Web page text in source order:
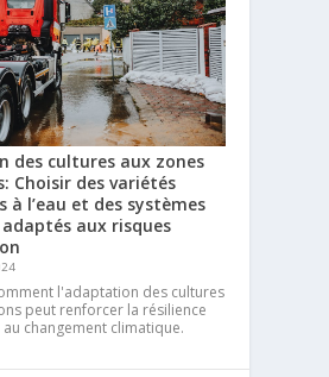
des cultures aux zones
Choisir des variétés
à l’eau et des systèmes
aux risques
l'adaptation des cultures
peut renforcer la résilience
changement climatique.